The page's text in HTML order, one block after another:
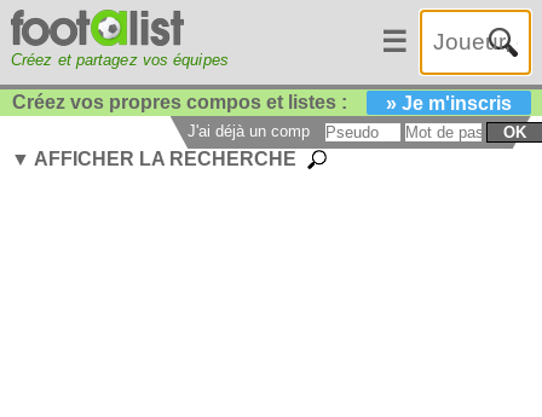
Créez et partagez vos équipes
☰
Créez vos propres compos et listes : » Je m'inscris
J'ai déjà un compte : OK
▼ AFFICHER LA RECHERCHE